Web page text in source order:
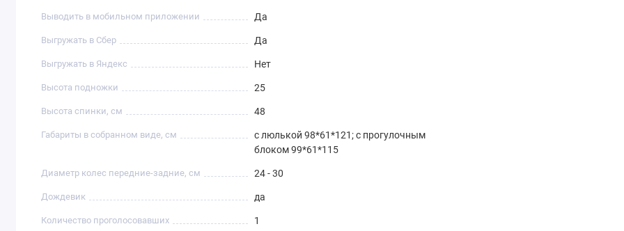
Выводить в мобильном приложении Да
Выгружать в Сбер Да
Выгружать в Яндекс Нет
Высота подножки 25
Высота спинки, см 48
Габариты в собранном виде, см
с люлькой 98*61*121; с прогулочным
блоком 99*61*115
Диаметр колес передние-задние, см 24 - 30
Дождевик да
Количество проголосовавших 1